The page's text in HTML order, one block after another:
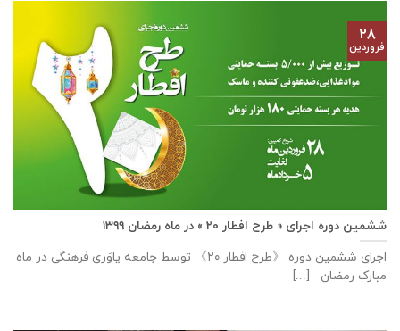
ششمین دوره اجرای « طرح افطار ۲۰ » در ماه رمضان ۱۳۹۹
اجرای ششمین دوره 《طرح افطار ۲۰》 توسط جامعه یاوَری فرهنگی در ماه
مبارک رمضان [...]
۲۸
فروردین